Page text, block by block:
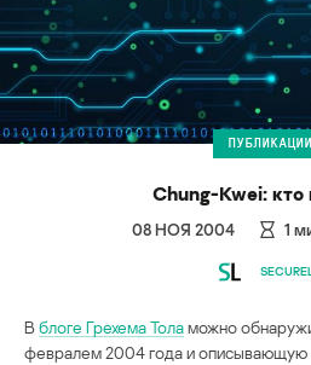
ПУБЛИКАЦИИ
Chung-Kwei:
08 НОЯ 2004 1
Вблоге Грехема Толаможно
февралем 2004 года и описывающую